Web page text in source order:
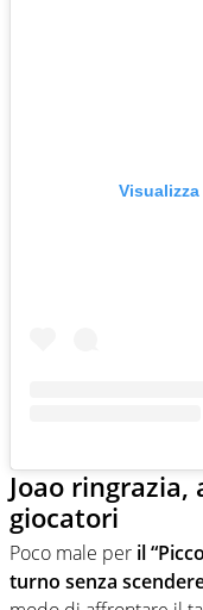
Joao
giocatori
Poco male per il
turno senza